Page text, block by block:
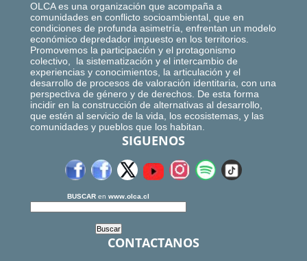
OLCA es una organización que acompaña a
comunidades en conflicto socioambiental, que en
condiciones de profunda asimetría, enfrentan un modelo
económico depredador impuesto en los territorios.
Promovemos la participación y el protagonismo
colectivo, la sistematización y el intercambio de
experiencias y conocimientos, la articulación y el
desarrollo de procesos de valoración identitaria, con una
perspectiva de género y de derechos. De esta forma
incidir en la construcción de alternativas al desarrollo,
que estén al servicio de la vida, los ecosistemas, y las
comunidades y pueblos que los habitan.
SIGUENOS
BUSCAR en www.olca.cl
CONTACTANOS